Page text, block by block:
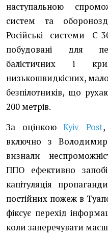
наступальною
систем та
Російські системи
побудовані для
балістичних і
низькошвидкісних,
безпілотників, що
200 метрів.
За оцінкоюKyiv Post,
включно з
визнали
ППО ефективно
капітуляція
постійних пожеж в
фіксує перехід
коли заперечувати